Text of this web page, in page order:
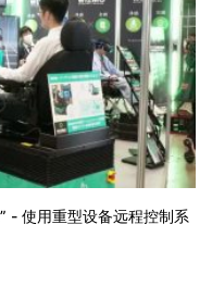
- 使用重型设备远程控制系